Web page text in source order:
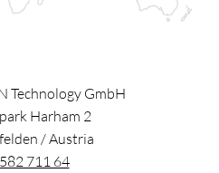
Technology GmbH
Harham 2
/Austria
711 64